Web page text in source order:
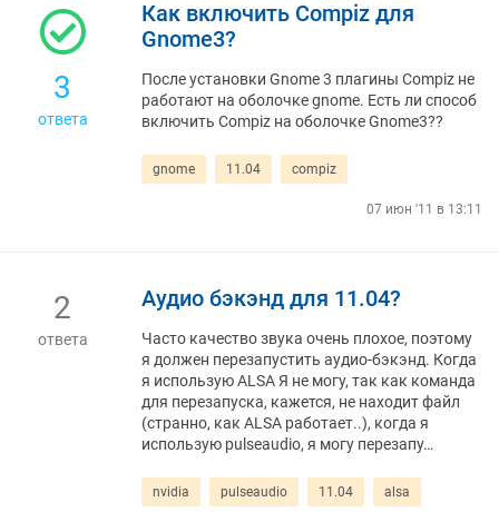
3
ответа
Как включить Compiz для
Gnome3?
После установки Gnome 3 плагины Compiz не
работают на оболочке gnome. Есть ли способ
включить Compiz на оболочке Gnome3??
gnome 11.04 compiz
07 июн '11 в 13:11
2
ответа
Аудио бэкэнд для 11.04?
Часто качество звука очень плохое, поэтому
я должен перезапустить аудио-бэкэнд. Когда
я использую ALSA Я не могу, так как команда
для перезапуска, кажется, не находит файл
(странно, как ALSA работает..), когда я
использую pulseaudio, я могу перезапу…
nvidia pulseaudio 11.04 alsa